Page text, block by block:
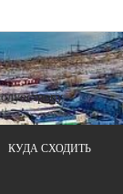
КУДА СХОДИТЬ